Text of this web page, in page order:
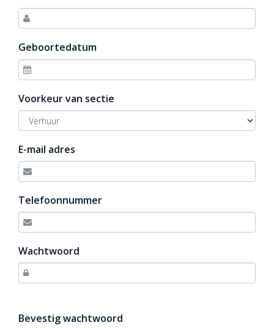
Geboortedatum
Voorkeur van sectie
E-mail adres
Telefoonnummer
Wachtwoord
Bevestig wachtwoord